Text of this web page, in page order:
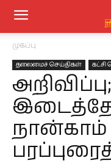
முகப்பு
தலைமைச் செய்திகள் கட்சி